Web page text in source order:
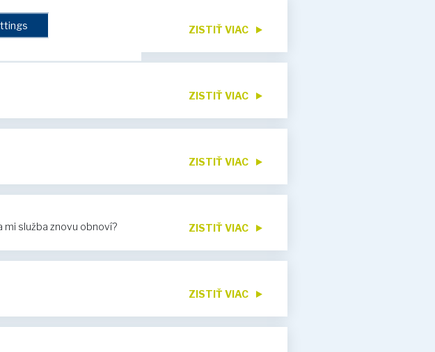
ZISTIŤ VIAC
ZISTIŤ VIAC
ZISTIŤ VIAC
mi služba znovu obnoví? ZISTIŤ VIAC
ZISTIŤ VIAC